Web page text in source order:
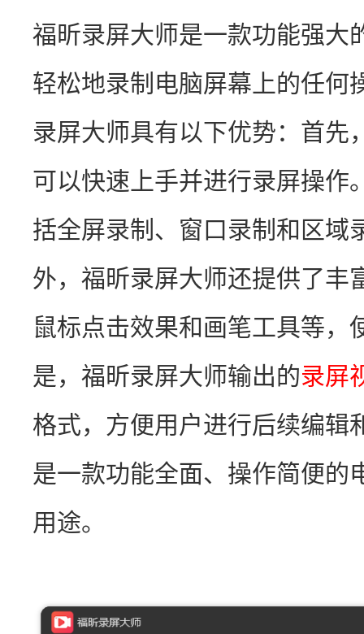
福昕录屏大师是一款功能强大
轻松地录制电脑屏幕上的任何
录屏大师具有以下优势：首先
可以快速上手并进行录屏操作
括全屏录制、窗口录制和区域
外，福昕录屏大师还提供了丰
鼠标点击效果和画笔工具等，
是，福昕录屏大师输出的录屏
格式，方便用户进行后续编辑
是一款功能全面、操作简便的
用途。